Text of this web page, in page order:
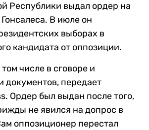
Республики выдал ордер на
В июле он
выборах в
кандидата от оппозиции.
том числе в сговоре и
документов, передает
Ордер был выдан после того,
не явился на допрос в
оппозиционер перестал